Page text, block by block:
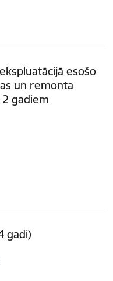
esošo
un remonta
gadiem
gadi)